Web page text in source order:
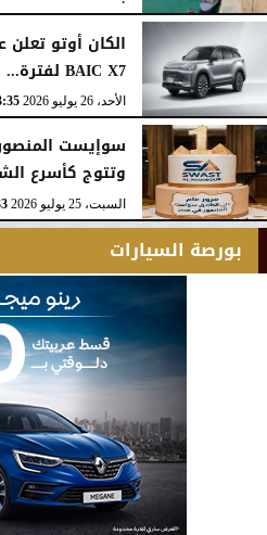
الأحد، 26 يوليو 2026 05:52 مـ
الكان أوتو
BAIC X7 لفترة...
الأحد، 26 يوليو 2026
سوإيست
وتتوج كأسرع
السبت، 25 يوليو 2026
بورصة السيارات